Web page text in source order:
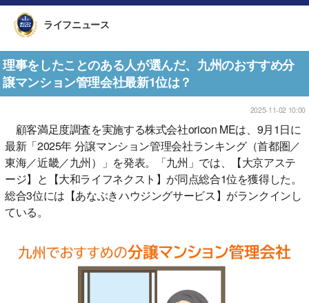
ライフニュース
理事をしたことのある人が選んだ、九州のおすすめ分
譲マンション管理会社最新1位は？
2025-11-02 10:00
顧客満足度調査を実施する株式会社oricon MEは、9月1日に
最新「2025年 分譲マンション管理会社ランキング（首都圏／
東海／近畿／九州）」を発表。「九州」では、【大京アステ
ージ】と【大和ライフネクスト】が同点総合1位を獲得した。
総合3位には【あなぶきハウジングサービス】がランクインし
ている。